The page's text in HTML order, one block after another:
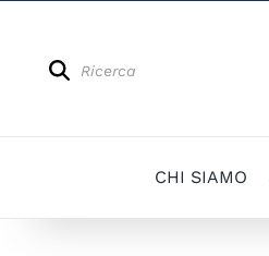
search
CHI SIAMO